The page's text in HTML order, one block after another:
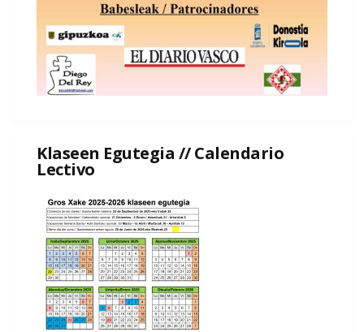
Klaseen Egutegia // Calendario
Lectivo